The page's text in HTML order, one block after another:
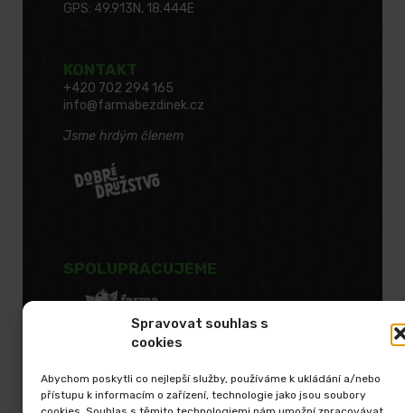
Spravovat souhlas s
cookies
Abychom poskytli co nejlepší služby, používáme k ukládání a/nebo
přístupu k informacím o zařízení, technologie jako jsou soubory
GPS: 49.913N, 18.444E
KONTAKT
+420 702 294 165
info@farmabezdinek.cz
Jsme hrdým členem
SPOLUPRACUJEME